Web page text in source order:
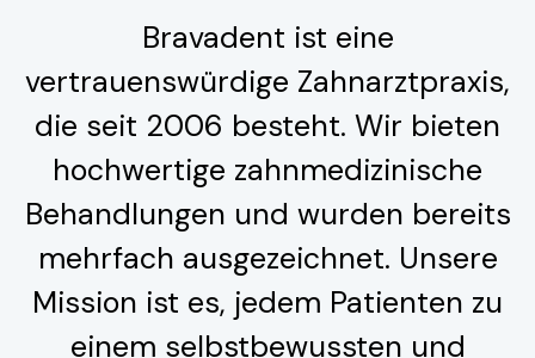
Bravadent ist eine
vertrauenswürdige Zahnarztpraxis,
die seit 2006 besteht. Wir bieten
hochwertige zahnmedizinische
Behandlungen und wurden bereits
mehrfach ausgezeichnet. Unsere
Mission ist es, jedem Patienten zu
einem selbstbewussten und